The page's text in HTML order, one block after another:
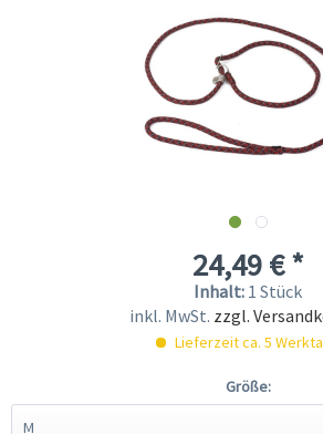
24,49 € *
Inhalt: 1 Stück
inkl. MwSt. zzgl.
Lieferzeit ca. 5
Größe: